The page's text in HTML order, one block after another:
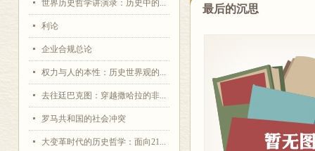
世界历史哲学讲演录：历史中的...
利论
企业合规总论
权力与人的本性：历史世界观的...
去往廷巴克图：穿越撒哈拉的非...
罗马共和国的社会冲突
大变革时代的历史哲学：面向21...
最后的沉思